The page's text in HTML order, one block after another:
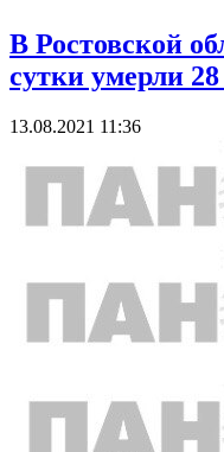
В Ростовской
сутки умерли
13.08.2021 11:36